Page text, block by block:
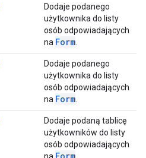
Dodaje podanego
użytkownika do listy
osób odpowiadających
na Form
Dodaje podanego
użytkownika do listy
osób odpowiadających
na Form
Dodaje podaną tablicę
użytkowników do listy
osób odpowiadających